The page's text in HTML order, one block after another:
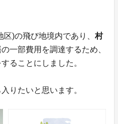
区)の飛び地境内であり、村
一部費用を調達するため、
ることにしました。
りたいと思います。